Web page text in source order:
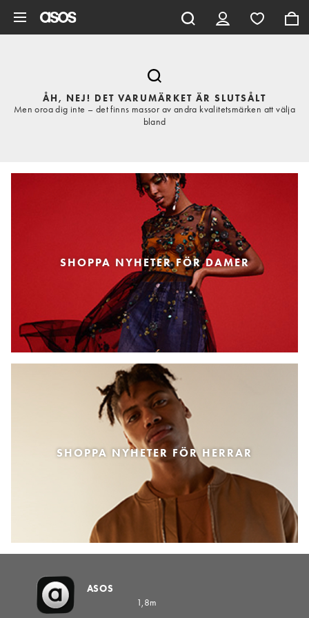
ÅH, NEJ! DET VARUMÄRKET ÄR SLUTSÅLT
Men oroa dig inte – det finns massor av andra kvalitetsmärken att välja
bland
SHOPPA NYHETER FÖR DAMER
SHOPPA NYHETER FÖR HERRAR
ASOS
1,8m